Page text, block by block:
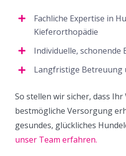
Fachliche Expertise in
Kieferorthopädie
Individuelle, schonende
Langfristige Betreuung
So stellen wir sicher, dass
bestmögliche Versorgung
gesundes, glückliches
unser Team erfahren.